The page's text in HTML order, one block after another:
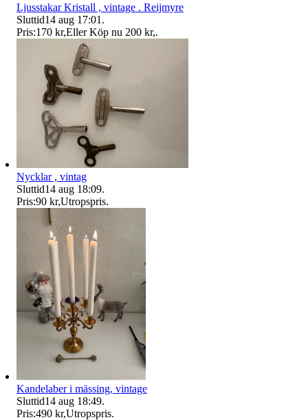
Ljusstakar Kristall , vintage . Reijmyre
Sluttid14 aug 17:01 .
Pris:170 kr,Eller Köp nu 200 kr,.
Nycklar , vintag
Sluttid14 aug 18:09.
Pris:90 kr,Utropspris.
Kandelaber i mässing, vintage
Sluttid14 aug 18:49.
Pris:490 kr,Utropspris.